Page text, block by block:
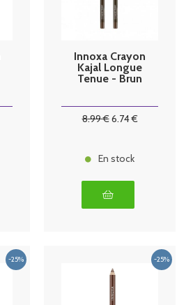
Innoxa Crayon
Kajal Longue
Tenue - Brun
8.99€6.74€
En stock